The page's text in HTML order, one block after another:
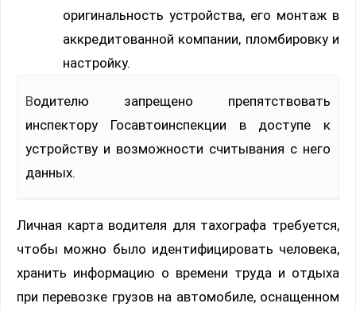
оригинальность устройства, его монтаж в
аккредитованной компании, пломбировку и
настройку.
Водителю запрещено препятствовать
инспектору Госавтоинспекции в доступе к
устройству и возможности считывания с него
данных.
Личная карта водителя для тахографа требуется,
чтобы можно было идентифицировать человека,
хранить информацию о времени труда и отдыха
при перевозке грузов на автомобиле, оснащенном